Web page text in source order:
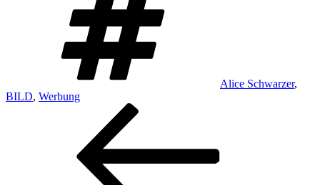
Alice Schwarzer,
BILD, Werbung
Beitragsnavigation